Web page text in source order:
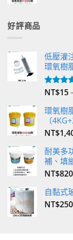
好評商品
低壓灌
環氧樹
評分
NT$15
環氧樹
（
NT$
耐美多
補、填
NT$820
自黏式
NT$250